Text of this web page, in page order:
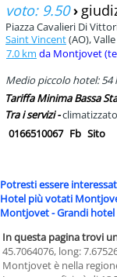
voto: 9.50›
Piazza Cavalieri Di
Saint Vincent(AO),
7.0 km da Montjovet
Medio piccolo hotel: 54
Tariffa Minima Bassa
Tra i servizi -
0166510067 Fb Sito
Potresti essere
Hotel più votati
Montjovet-Grandi
In questa pagina trovi
45.7064076, long:
Montjovet è nella